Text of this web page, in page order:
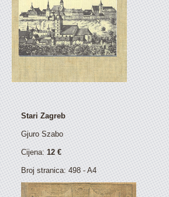
Stari Zagreb
Gjuro Szabo
Cijena:12 €
Broj stranica: 498 - A4